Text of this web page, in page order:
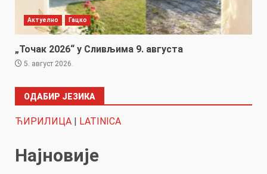
Актуелно Гацко
„Точак 2026“ у Сливљима 9. августа
5. август 2026.
ОДАБИР ЈЕЗИКА
ЋИРИЛИЦА | LATINICA
Најновије